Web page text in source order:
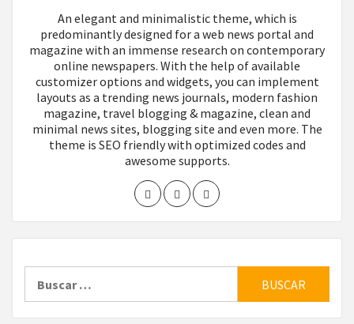
An elegant and minimalistic theme, which is
predominantly designed for a web news portal and
magazine with an immense research on contemporary
online newspapers. With the help of available
customizer options and widgets, you can implement
layouts as a trending news journals, modern fashion
magazine, travel blogging & magazine, clean and
minimal news sites, blogging site and even more. The
theme is SEO friendly with optimized codes and
awesome supports.